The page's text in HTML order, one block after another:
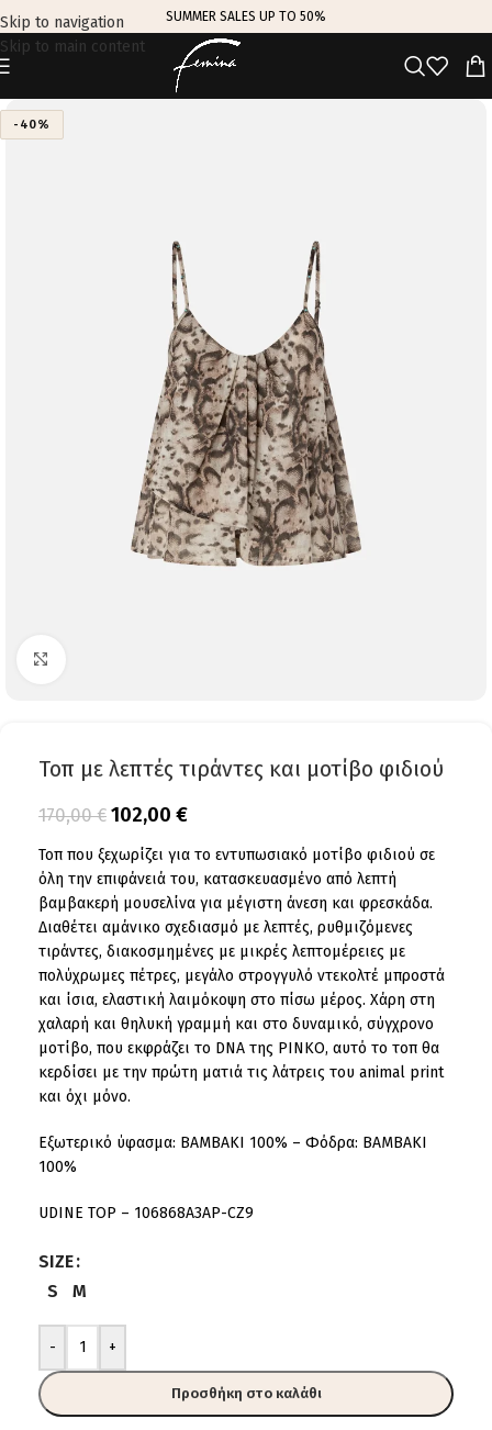
Skip to navigation
Skip to main content
SUMMER SALES UP TO 50%
-40%
Τοπ με λεπτές τιράντες και μοτίβο φιδιού
170,00€ 102,00 €
Τοπ που ξεχωρίζει για το εντυπωσιακό μοτίβο φιδιού σε
όλη την επιφάνειά του, κατασκευασμένο από λεπτή
βαμβακερή μουσελίνα για μέγιστη άνεση και φρεσκάδα.
Διαθέτει αμάνικο σχεδιασμό με λεπτές, ρυθμιζόμενες
τιράντες, διακοσμημένες με μικρές λεπτομέρειες με
πολύχρωμες πέτρες, μεγάλο στρογγυλό ντεκολτέ μπροστά
και ίσια, ελαστική λαιμόκοψη στο πίσω μέρος. Χάρη στη
χαλαρή και θηλυκή γραμμή και στο δυναμικό, σύγχρονο
μοτίβο, που εκφράζει το DNA της PINKO, αυτό το τοπ θα
κερδίσει με την πρώτη ματιά τις λάτρεις του animal print
και όχι μόνο.
Εξωτερικό ύφασμα: ΒΑΜΒΑΚΙ 100% – Φόδρα: ΒΑΜΒΑΚΙ
100%
UDINE TOP – 106868A3AP-CZ9
SIZE
S
M
- +
Προσθήκη στο καλάθι